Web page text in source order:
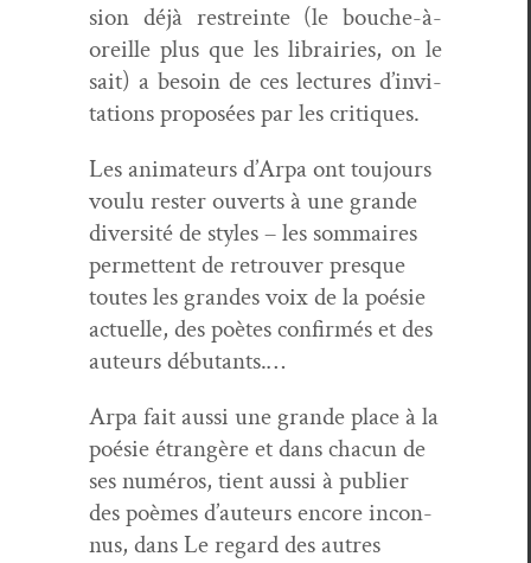
sion déjà restreinte (le bouche-à-
oreille plus que les librairies, on le
sait) a besoin de ces lec­tures d’in­vi­
ta­tions pro­posées par les critiques.
Les ani­ma­teurs d’Arpa ont tou­jours
voulu rester ouverts à une grande
diver­sité de styles – les som­maires
per­me­t­tent de retrou­ver presque
toutes les grandes voix de la poésie
actuelle, des poètes con­fir­més et des
auteurs débutants.…
Arpa fait aus­si une grande place à la
poésie étrangère et dans cha­cun de
ses numéros, tient aus­si à pub­li­er
des poèmes d’au­teurs encore incon­
nus, dans Le regard des autres